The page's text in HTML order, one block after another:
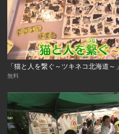
「猫と人を繋ぐ～ツキネコ北海道～」
無料